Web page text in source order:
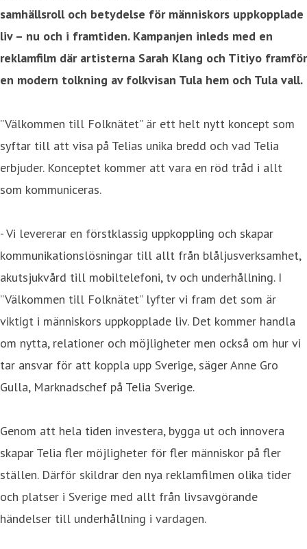
samhällsroll och betydelse för människors uppkopplade
liv – nu och i framtiden. Kampanjen inleds med en
reklamfilm där artisterna Sarah Klang och Titiyo framför
en modern tolkning av folkvisan Tula hem och Tula vall.
”Välkommen till Folknätet” är ett helt nytt koncept som
syftar till att visa på Telias unika bredd och vad Telia
erbjuder. Konceptet kommer att vara en röd tråd i allt
som kommuniceras.
- Vi levererar en förstklassig uppkoppling och skapar
kommunikationslösningar till allt från blåljusverksamhet,
akutsjukvård till mobiltelefoni, tv och underhållning. I
”Välkommen till Folknätet” lyfter vi fram det som är
viktigt i människors uppkopplade liv. Det kommer handla
om nytta, relationer och möjligheter men också om hur vi
tar ansvar för att koppla upp Sverige, säger Anne Gro
Gulla, Marknadschef på Telia Sverige.
Genom att hela tiden investera, bygga ut och innovera
skapar Telia fler möjligheter för fler människor på fler
ställen. Därför skildrar den nya reklamfilmen olika tider
och platser i Sverige med allt från livsavgörande
händelser till underhållning i vardagen.